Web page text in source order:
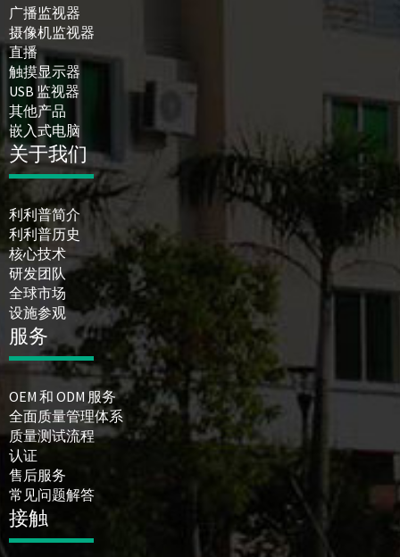
广播监视器
摄像机监视器
直播
触摸显示器
USB 监视器
其他产品
嵌入式电脑
关于我们
利利普简介
利利普历史
核心技术
研发团队
全球市场
设施参观
服务
OEM 和 ODM 服务
全面质量管理体系
质量测试流程
认证
售后服务
常见问题解答
接触